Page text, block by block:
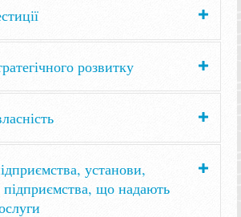
розвитку
установи,
підприємства, що надають